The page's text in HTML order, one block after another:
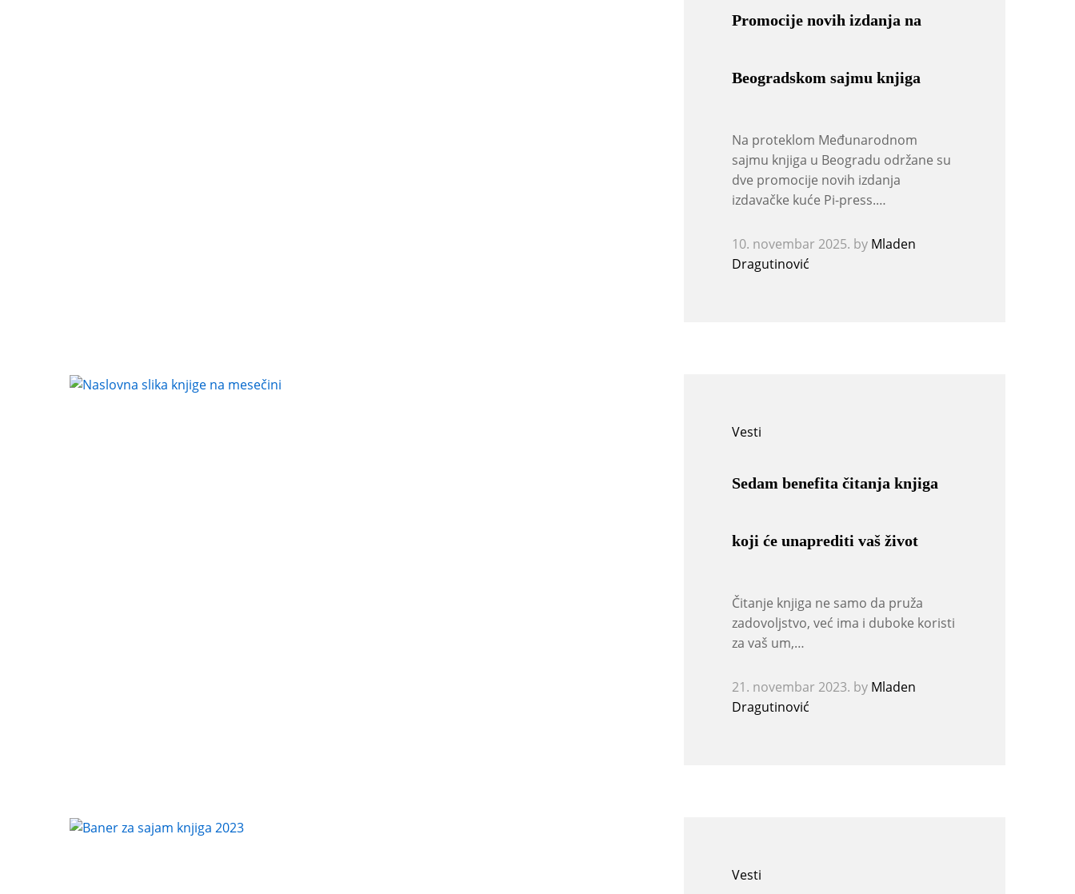
Promocije novih izdanja na
Beogradskom sajmu knjiga
Na proteklom Međunarodnom
sajmu knjiga u Beogradu održane su
dve promocije novih izdanja
izdavačke kuće Pi-press.…
10. novembar 2025. by Mladen
Dragutinović
Vesti
Sedam benefita čitanja knjiga
koji će unaprediti vaš život
Čitanje knjiga ne samo da pruža
zadovoljstvo, već ima i duboke koristi
za vaš um,…
21. novembar 2023. by Mladen
Dragutinović
Vesti